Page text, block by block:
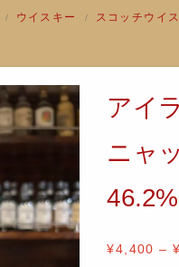
/ ウイスキー / スコッチウイ
アイ
ニャ
46.2%
¥4,400 –